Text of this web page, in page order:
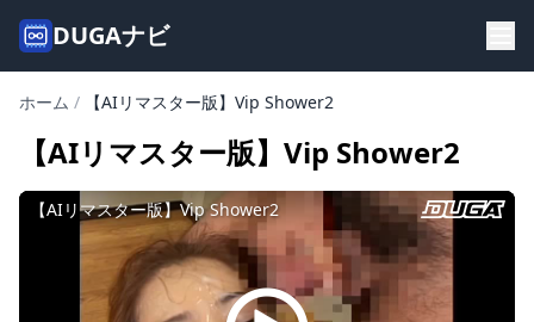
DUGAナビ
ホーム / 【AIリマスター版】Vip Shower2
【AIリマスター版】Vip Shower2